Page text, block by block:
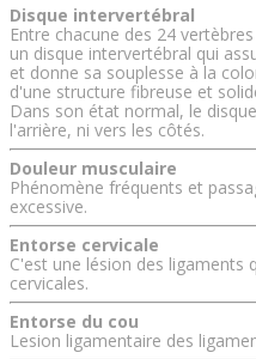
Disque intervertébral
Entre chacune des 24
un disque intervertébral qui
et donne sa souplesse à la
d'une structure fibreuse et
Dans son état normal, le
l'arrière, ni vers les côtés.
Douleur musculaire
Phénomène fréquents et
excessive.
Entorse cervicale
C'est une lésion des ligaments
cervicales.
Entorse du cou
Lesion ligamentaire des